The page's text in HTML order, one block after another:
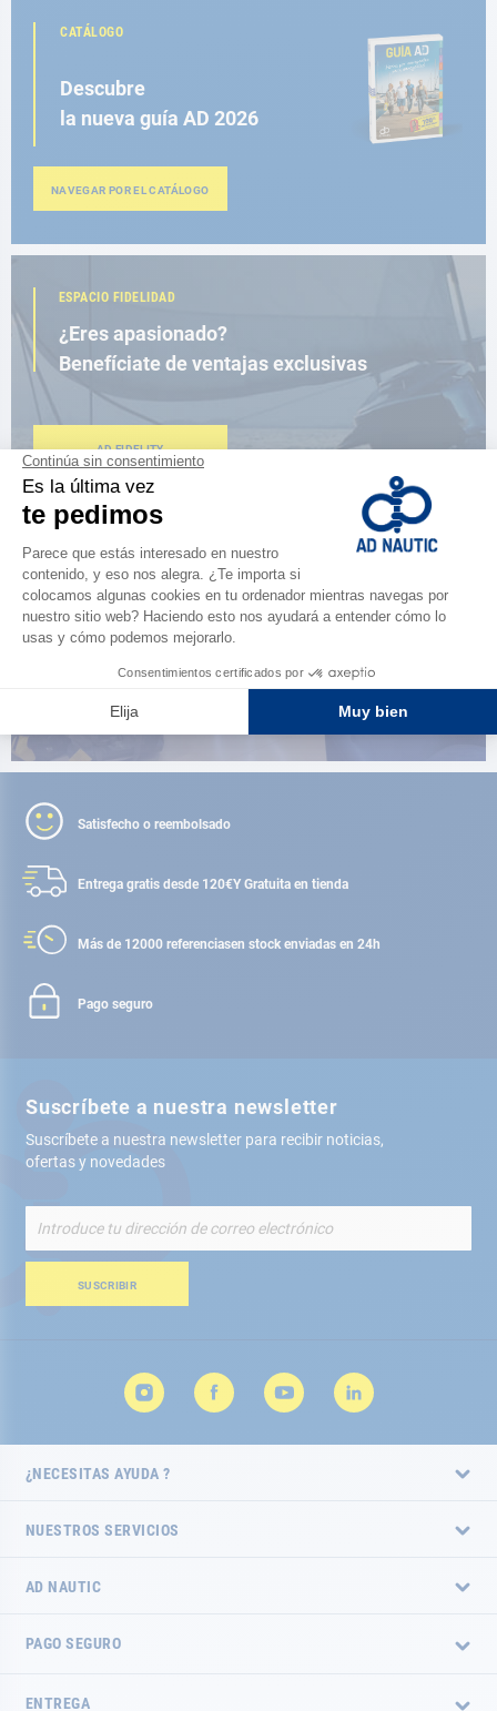
CATÁLOGO
Descubre
la nueva guía AD 2026
NAVEGAR POR EL CATÁLOGO
ESPACIO FIDELIDAD
¿Eres apasionado?
Benefíciate de ventajas exclusivas
AD FIDELITY
CERCA DE TI
150 tiendas en el mundo,
la fuerza de una red
ENCUENTRA UNA TIENDA
Satisfecho o reembolsado
Entrega gratis desde 120€Y Gratuita en tienda
Más de 12000 referenciasen stock enviadas en 24h
Pago seguro
Suscríbete a nuestra newsletter
Suscríbete a nuestra newsletter para recibir noticias,
ofertas y novedades
nuestro
de
SUSCRIBIR
¿NECESITAS AYUDA ?
NUESTROS SERVICIOS
AD NAUTIC
PAGO SEGURO
ENTREGA